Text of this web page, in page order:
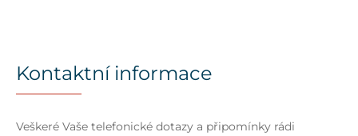
Kontaktní informace
Veškeré Vaše telefonické dotazy a připomínky rádi